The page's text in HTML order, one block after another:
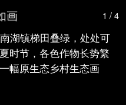
画 1 / 4
湖镇梯田叠绿，处处可
时节，各色作物长势繁
幅原生态乡村生态画